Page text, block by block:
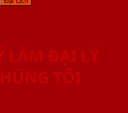
LÀM ĐẠI LÝ
TÔI